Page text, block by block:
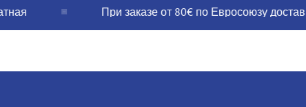
При заказе от 80€ по Евросоюзу доставка